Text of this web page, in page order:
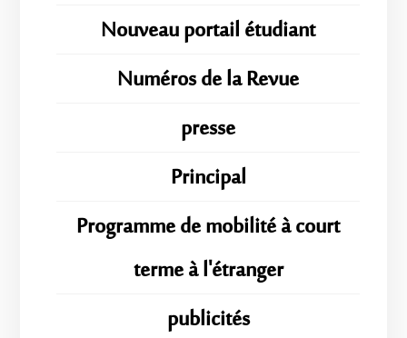
Nouveau portail étudiant
Numéros de la Revue
presse
Principal
Programme de mobilité à court
terme à l'étranger
publicités